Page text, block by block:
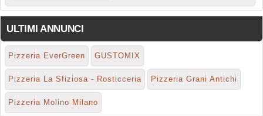
ULTIMI ANNUNCI
Pizzeria EverGreen GUSTOMIX
Pizzeria La Sfiziosa - Rosticceria Pizzeria Grani Antichi
Pizzeria Molino Milano